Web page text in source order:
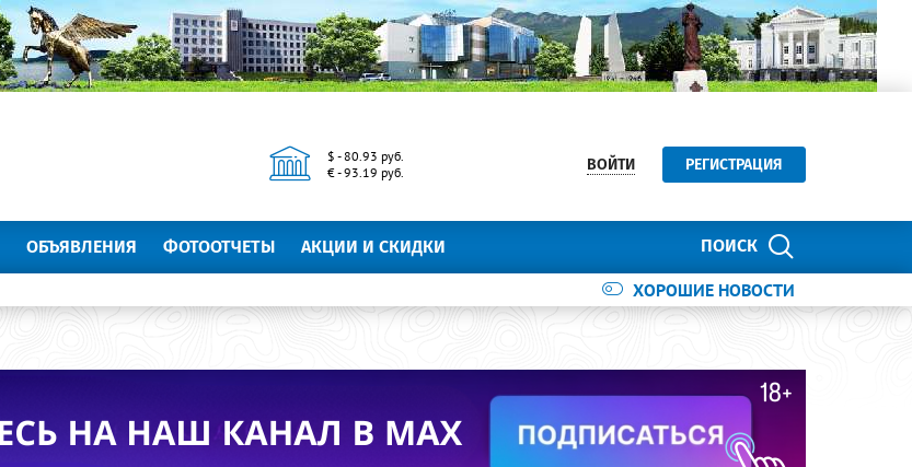
$ - 80.93 руб.
€ - 93.19 руб.
ВОЙТИ РЕГИСТРАЦИЯ
ПОИСК
ОБЪЯВЛЕНИЯ ФОТООТЧЕТЫ АКЦИИ И СКИДКИ
ХОРОШИЕ НОВОСТИ